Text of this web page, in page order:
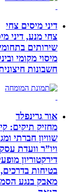
דיני מיסים צחי
צחי מנע, דיני
שירותים בתחומים
מיסוי מקומי
חשבונות חיצונית
אור גרינפלד
מחזיק תיקים: קידום
שוויון חברתי ומגדרי
ויו”ר וועדת עסקים
דירקטוריון
בטיחות בדרכים,
מאבק בנגע הסמים,